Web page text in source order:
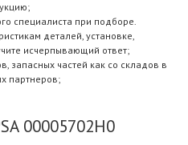
специалиста при подборе.
деталей, установке,
исчерпывающий ответ;
запасных частей как со складов в
партнеров;
00005702H0